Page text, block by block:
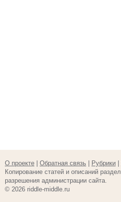
О проекте Обратная связь Рубрики
Копирование статей и описаний
разрешения администрации сайта.
© 2026 riddle-middle.ru